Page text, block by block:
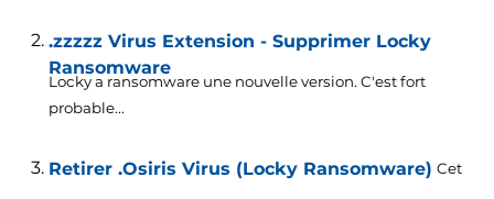
.zzzzz Virus Extension - Supprimer Locky
Ransomware
Locky a ransomware une nouvelle version. C'est fort
probable...
Retirer .Osiris Virus (Locky Ransomware) Cet